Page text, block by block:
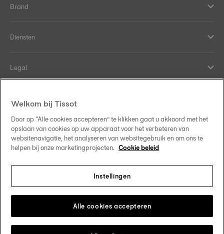
Brand
Diensten
Legal
Onze verplichtingen
Volg ons op sociale media
Verander van land Tissot Copyrights 2026
Welkom bij Tissot
Door op “Alle cookies accepteren” te klikken gaat u akkoord met het
opslaan van cookies op uw apparaat voor het verbeteren van
websitenavigatie, het analyseren van websitegebruik en om ons te
helpen bij onze marketingprojecten. Cookie beleid
Instellingen
Alle cookies accepteren